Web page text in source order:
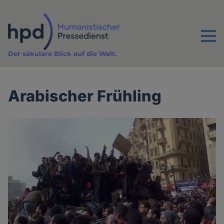
Inhalt
Menu
Der säkulare Blick auf die Welt.
Arabischer Frühling